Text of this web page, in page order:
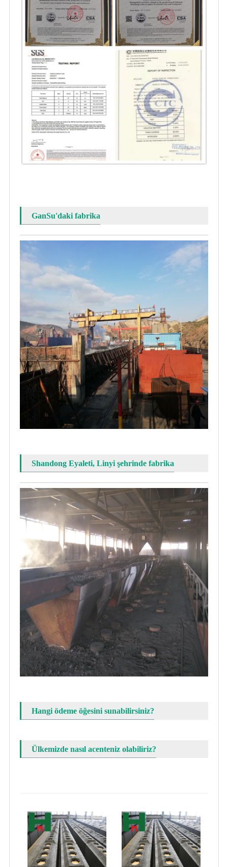
GanSu'daki fabrika
Shandong Eyaleti, Linyi şehrinde fabrika
Hangi ödeme öğesini sunabilirsiniz?
Ülkemizde nasıl acenteniz olabiliriz?